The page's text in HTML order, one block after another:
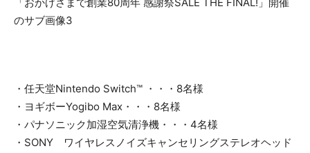
・任天堂Nintendo Switch™ ・・・8名様
・ヨギボーYogibo Max・・・8名様
・パナソニック加湿空気清浄機・・・4名様
・SONY ワイヤレスノイズキャンセリングステレオヘッド